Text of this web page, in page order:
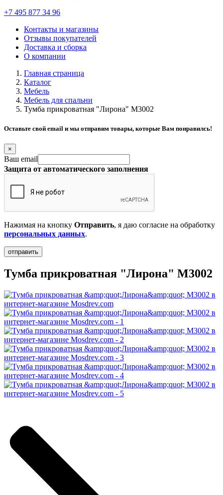
+7 495 877 34 96
Контакты и магазины
Отзывы покупателей
Доставка и сборка
О компании
Главная страница
Каталог
Мебель
Мебель для спальни
Тумба прикроватная "Лирона" М3002
Оставьте свой email и мы отправим товары, которые Вам понравилсь!
×
Ваш email
Защита от автоматического заполнения
Нажимая на кнопку Отправить, я даю согласие на обработку
персональных данных.
Тумба прикроватная "Лирона" М3002